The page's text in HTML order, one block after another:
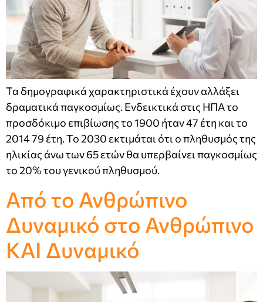
Τα δημογραφικά χαρακτηριστικά έχουν αλλάξει
δραματικά παγκοσμίως. Ενδεικτικά στις ΗΠΑ το
προσδόκιμο επιβίωσης το 1900 ήταν 47 έτη και το
2014 79 έτη. Το 2030 εκτιμάται ότι ο πληθυσμός της
ηλικίας άνω των 65 ετών θα υπερβαίνει παγκοσμίως
το 20% του γενικού πληθυσμού.
Από το Ανθρώπινο
Δυναμικό στο Ανθρώπινο
ΚΑΙ Δυναμικό